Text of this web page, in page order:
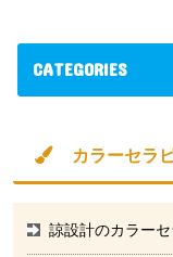
CATEGORIES
カラーセラ
諒設計のカラー